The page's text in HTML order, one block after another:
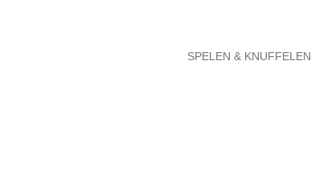
SPELEN & KNUFFELEN